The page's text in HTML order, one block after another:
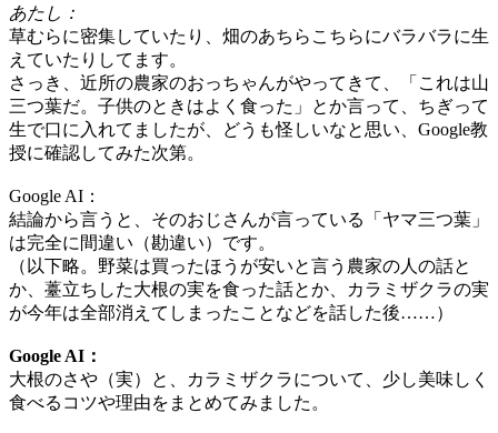
あたし：
草むらに密集していたり、畑のあちらこちらにバラバラに生
えていたりしてます。
さっき、近所の農家のおっちゃんがやってきて、「これは山
三つ葉だ。子供のときはよく食った」とか言って、ちぎって
生で口に入れてましたが、どうも怪しいなと思い、Google教
授に確認してみた次第。
Google AI：
結論から言うと、そのおじさんが言っている「ヤマ三つ葉」
は完全に間違い（勘違い）です。
（以下略。野菜は買ったほうが安いと言う農家の人の話と
か、薹立ちした大根の実を食った話とか、カラミザクラの実
が今年は全部消えてしまったことなどを話した後……）
Google AI：
大根のさや（実）と、カラミザクラについて、少し美味しく
食べるコツや理由をまとめてみました。